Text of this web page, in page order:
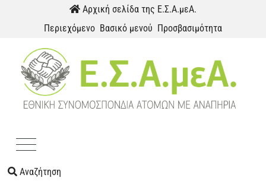
Παράκαμψη προς το περιεχόμενοΑρχική σελίδα της Ε.Σ.Α.μεΑ.
Περιεχόμενο Βασικό μενού Προσβασιμότητα
Αναζήτηση